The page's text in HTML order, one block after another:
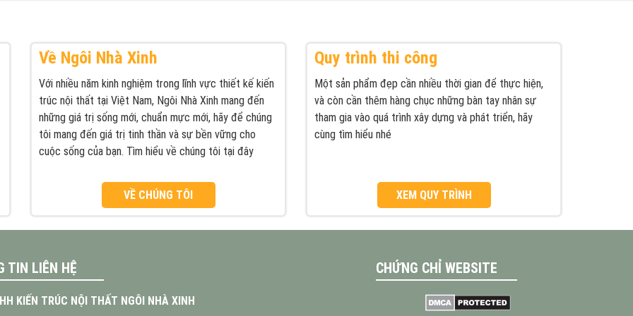
Về Ngôi Nhà Xinh
Với nhiều năm kinh nghiệm trong lĩnh vực thiết kế kiến
trúc nội thất tại Việt Nam, Ngôi Nhà Xinh mang đến
những giá trị sống mới, chuẩn mực mới, hãy để chúng
tôi mang đến giá trị tinh thần và sự bền vững cho
cuộc sống của bạn. Tìm hiểu về chúng tôi tại đây
VỀ CHÚNG TÔI
Quy trình thi công
Một sản phẩm đẹp cần nhiều thời gian để thực hiện,
và còn cần thêm hàng chục những bàn tay nhân sự
tham gia vào quá trình xây dựng và phát triển, hãy
cùng tìm hiểu nhé
XEM QUY TRÌNH
TIN LIÊN HỆ
KIẾN TRÚC NỘI THẤT NGÔI NHÀ XINH
CHỨNG CHỈ WEBSITE